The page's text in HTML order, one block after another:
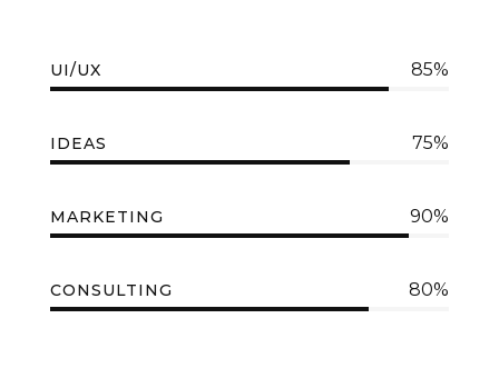
UI/UX 85%
IDEAS 75%
MARKETING 90%
CONSULTING 80%